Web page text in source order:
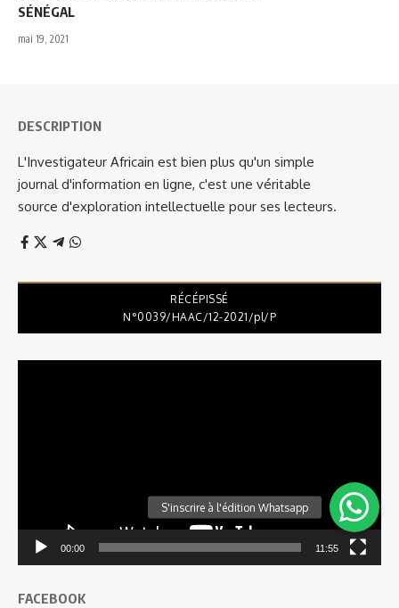
YOU MIGHT ALSO LIKE
GOUVERNEMENT SE DRESSE CONTRE LE
mai 26, 2021
TRANSPARENCE: LE GOUVERNEMENT MET
EN PLACE UN CADASTRE PÉTROLIER DU
mai 19, 2021